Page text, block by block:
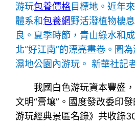
游玩包養價格目標地。近年
體系和包養網野活潑植物棲
良。夏季時節，青山綠水和
北“好江南”的漂亮畫卷。圖
濕地公園內游玩。 新華社記
我國白色游玩資本豐盛
文明“膏壤”。國度發改委印
游玩經典景區名錄》共收錄